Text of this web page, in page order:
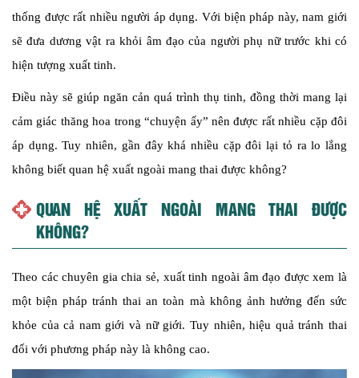
thống được rất nhiều người áp dụng. Với biện pháp này, nam giới
sẽ đưa dương vật ra khỏi âm đạo của người phụ nữ trước khi có
hiện tượng xuất tinh.
Điều này sẽ giúp ngăn cản quá trình thụ tinh, đồng thời mang lại
cảm giác thăng hoa trong “chuyện ấy” nên được rất nhiều cặp đôi
áp dụng. Tuy nhiên, gần đây khá nhiều cặp đôi lại tỏ ra lo lắng
không biết quan hệ xuất ngoài mang thai được không?
QUAN HỆ XUẤT NGOÀI MANG THAI ĐƯỢC
KHÔNG?
Theo các chuyên gia chia sẻ, xuất tinh ngoài âm đạo được xem là
một biện pháp tránh thai an toàn mà không ảnh hưởng đến sức
khỏe của cả nam giới và nữ giới. Tuy nhiên, hiệu quả tránh thai
đối với phương pháp này là không cao.